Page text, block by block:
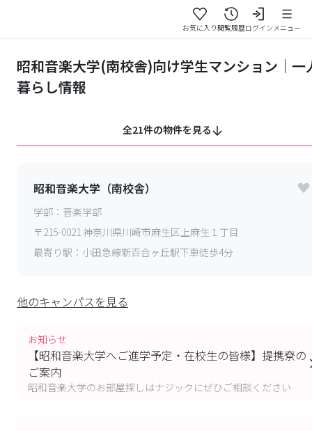
お気に入り閲覧履歴ログインメニュー
昭和音楽大学(南校舎)向け学生マンション｜一
暮らし情報
全21件の物件を見る
昭和音楽大学（南校舎）
学部： 音楽学部
〒215-0021神奈川県川崎市麻生区上麻生１丁目
最寄り駅： 小田急線新百合ヶ丘駅下車徒歩4分
他のキャンパスを見る
お知らせ
【昭和音楽大学へご進学予定・在校生の皆様】提携尞の
ご案内
昭和音楽大学のお部屋探しはナジックにぜひご相談ください